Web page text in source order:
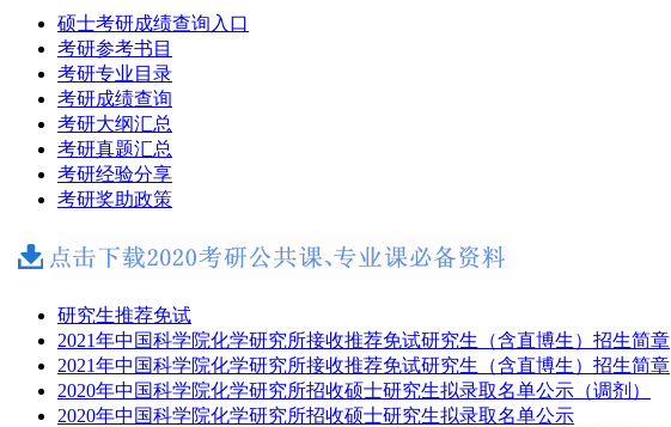
硕士考研成绩查询入口
考研参考书目
考研专业目录
考研成绩查询
考研大纲汇总
考研真题汇总
考研经验分享
考研奖助政策
研究生推荐免试
2021年中国科学院化学研究所接收推荐免试研究生（含直博生）招生简章
2021年中国科学院化学研究所接收推荐免试研究生（含直博生）招生简章
2020年中国科学院化学研究所招收硕士研究生拟录取名单公示（调剂）
2020年中国科学院化学研究所招收硕士研究生拟录取名单公示